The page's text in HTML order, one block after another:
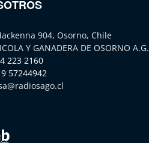
904, Osorno, Chile
Y GANADERA DE OSORNO A.G.
223 2160
57244942